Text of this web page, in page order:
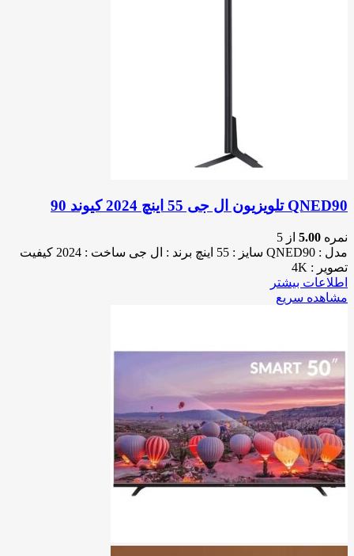
QNED90 تلویزیون ال جی 55 اینچ 2024 کیوند 90
نمره 5.00 از 5
مدل : QNED90 سایز : 55 اینچ برند : ال جی ساخت : 2024 کیفیت
تصویر : 4K
اطلاعات بیشتر
مشاهده سریع